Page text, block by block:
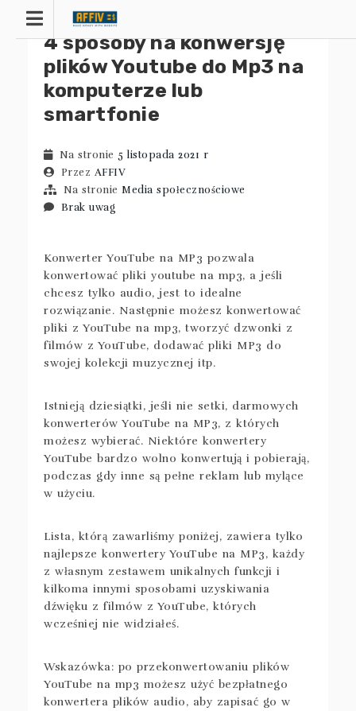
Przejdź
do
treści4 sposoby na konwersję
plików Youtube do Mp3 na
komputerze lub
smartfonie
Na stronie 5 listopada 2021 r
Przez AFFIV
Na stronie Media społecznościowe
Brak uwag
Konwerter YouTube na MP3 pozwala
konwertować pliki youtube na mp3, a jeśli
chcesz tylko audio, jest to idealne
rozwiązanie. Następnie możesz konwertować
pliki z YouTube na mp3, tworzyć dzwonki z
filmów z YouTube, dodawać pliki MP3 do
swojej kolekcji muzycznej itp.
Istnieją dziesiątki, jeśli nie setki, darmowych
konwerterów YouTube na MP3, z których
możesz wybierać. Niektóre konwertery
YouTube bardzo wolno konwertują i pobierają,
podczas gdy inne są pełne reklam lub mylące
w użyciu.
Lista, którą zawarliśmy poniżej, zawiera tylko
najlepsze konwertery YouTube na MP3, każdy
z własnym zestawem unikalnych funkcji i
kilkoma innymi sposobami uzyskiwania
dźwięku z filmów z YouTube, których
wcześniej nie widziałeś.
Wskazówka: po przekonwertowaniu plików
YouTube na mp3 możesz użyć bezpłatnego
konwertera plików audio, aby zapisać go w